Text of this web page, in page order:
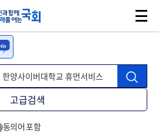
고급검색
동의어 포함